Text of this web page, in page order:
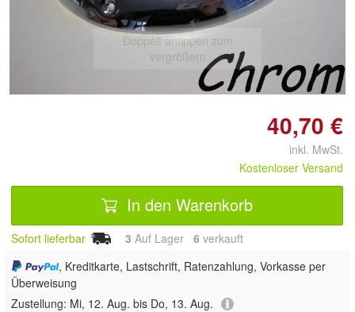
Doppelt antippen zum
vergrößern
40,70 €
inkl. MwSt.
Kostenloser Versand
In den Warenkorb
Sofort lieferbar 3 Auf Lager 6 verkauft
, Kreditkarte, Lastschrift, Ratenzahlung, Vorkasse per
Überweisung
Zustellung: Mi, 12. Aug. bis Do, 13. Aug.